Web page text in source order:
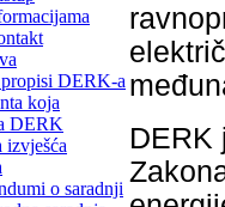
DERK-a
koja
DERK
izvješća
o saradnji
DERK